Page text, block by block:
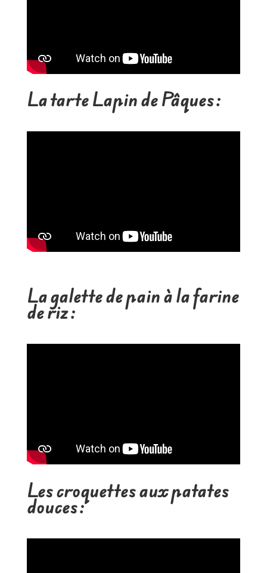
La tarte Lapin de Pâques :
La galette de pain à la farine
de riz :
Les croquettes aux patates
douces :